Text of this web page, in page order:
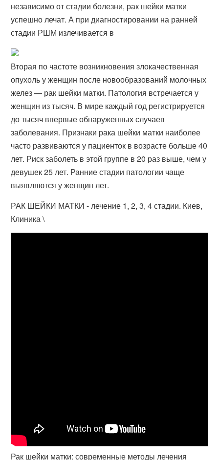
независимо от стадии болезни, рак шейки матки
успешно лечат. А при диагностировании на ранней
стадии РШМ излечивается в
Вторая по частоте возникновения злокачественная
опухоль у женщин после новообразований молочных
желез — рак шейки матки. Патология встречается у
женщин из тысяч. В мире каждый год регистрируется
до тысяч впервые обнаруженных случаев
заболевания. Признаки рака шейки матки наиболее
часто развиваются у пациенток в возрасте больше 40
лет. Риск заболеть в этой группе в 20 раз выше, чем у
девушек 25 лет. Ранние стадии патологии чаще
выявляются у женщин лет.
РАК ШЕЙКИ МАТКИ - лечение 1, 2, 3, 4 стадии. Киев,
Клиника \
Рак шейки матки: современные методы лечения